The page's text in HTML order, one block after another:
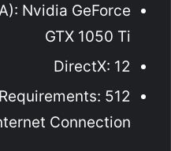
Nvidia GeForce
GTX 1050 Ti
DirectX: 12
512
Connection